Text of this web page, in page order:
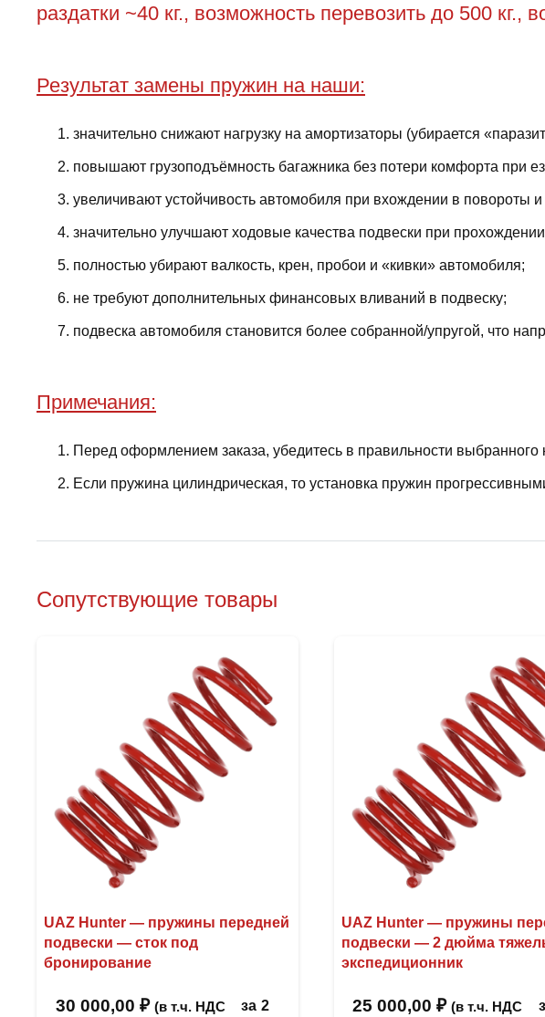
раздатки ~40 кг., возможность перевозить до 500 кг.,
Результат замены пружин на наши:
значительно снижают нагрузку на амортизаторы (убирается
повышают грузоподъёмность багажника без потери комфорта при
увеличивают устойчивость автомобиля при вхождении в повороты
значительно улучшают ходовые качества подвески при
полностью убирают валкость, крен, пробои и «кивки» автомобиля;
не требуют дополнительных финансовых вливаний в подвеску;
подвеска автомобиля становится более собранной/упругой, что
Примечания:
Перед оформлением заказа, убедитесь в правильности выбранного
Если пружина цилиндрическая, то установка пружин
Сопутствующие товары
UAZ Hunter — пружины передней
подвески — сток под
бронирование
30 000,00 ₽ (в т.ч. НДС
за 2
UAZ Hunter — пружины
подвески — 2 дюйма
экспедиционник
25 000,00₽ (в т.ч. НДС